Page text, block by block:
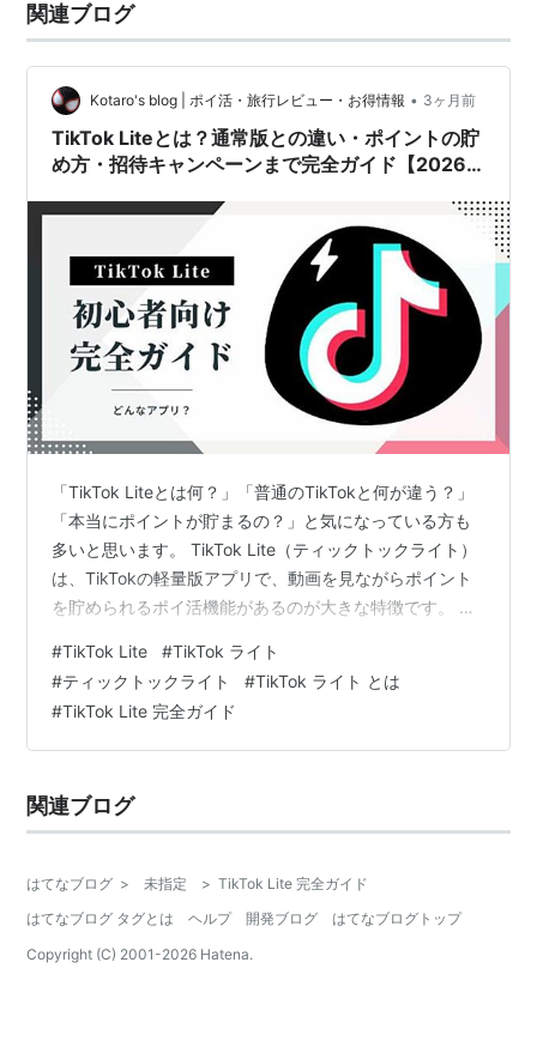
関連ブログ
Kotaro's blog | ポイ活・旅行レビュー・お得情報 • 3ヶ月前
TikTok Liteとは？通常版との違い・ポイントの貯
め方・招待キャンペーンまで完全ガイド【2026
「TikTok Liteとは何？」「普通のTikTokと何が違う？」
「本当にポイントが貯まるの？」と気になっている方も
多いと思います。 TikTok Lite（ティックトックライト）
は、TikTokの軽量版アプリで、動画を見ながらポイント
を貯められるポイ活機能があるのが大きな特徴です。 先
ェックイン・広告視聴などでポイントが貯まる 貯めたポ
イントはPayPayポイント、Amazonギフト券、楽天ポイ
ントなどに交換できる 新規ユーザー向けの招待キャンペ
ーンが開催されることがある 通常版TikTokよりも「見る
#TikTok Lite #TikTok ライト
#ティックトックライト #TikTok ライト とは
#TikTok Lite 完全ガイド
関連ブログ
はてなブログ > 未指定 > TikTok Lite 完全ガイド
はてなブログ タグとは
ヘルプ 開発ブログ
はてなブログトップ
Copyright (C) 2001-2026 Hatena.